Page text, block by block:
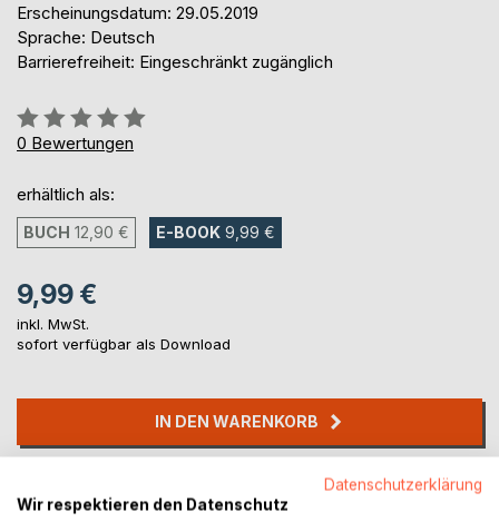
Erscheinungsdatum: 29.05.2019
Sprache: Deutsch
Barrierefreiheit: Eingeschränkt zugänglich
Bewertung::
0%
0 Bewertungen
erhältlich als:
BUCH 12,90 € E-BOOK 9,99 €
9,99 €
inkl. MwSt.
sofort verfügbar als Download
IN DEN WARENKORB
Titel bewerten
Datenschutzerklärung
Wir respektieren den Datenschutz